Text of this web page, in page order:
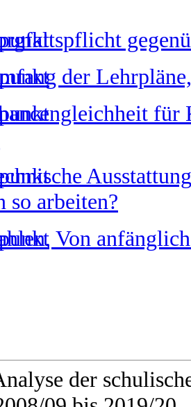
der
für
so arbeiten?
Von
der